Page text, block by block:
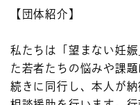
【団体紹介】
私たちは「望まない妊
た若者たちの悩みや課
続きに同行し、本人が